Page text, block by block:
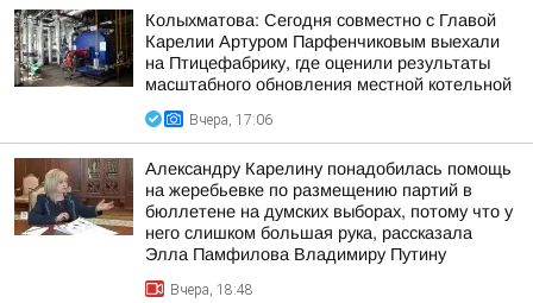
Колыхматова: Сегодня совместно с Главой
Карелии Артуром Парфенчиковым выехали
на Птицефабрику, где оценили результаты
масштабного обновления местной котельной
Вчера, 17:06
Александру Карелину понадобилась помощь
на жеребьевке по размещению партий в
бюллетене на думских выборах, потому что у
него слишком большая рука, рассказала
Элла Памфилова Владимиру Путину
Вчера, 18:48